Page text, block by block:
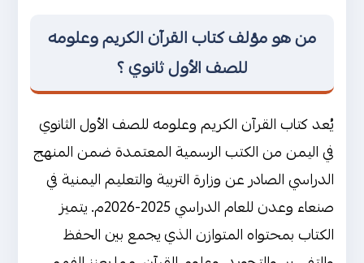
من هو مؤلف كتاب القرآن الكريم وعلومه
للصف الأول ثانوي ؟
يُعد كتاب القرآن الكريم وعلومه للصف الأول الثانوي
في اليمن من الكتب الرسمية المعتمدة ضمن المنهج
الدراسي الصادر عن وزارة التربية والتعليم اليمنية في
صنعاء وعدن للعام الدراسي 2025-2026م. يتميز
الكتاب بمحتواه المتوازن الذي يجمع بين الحفظ